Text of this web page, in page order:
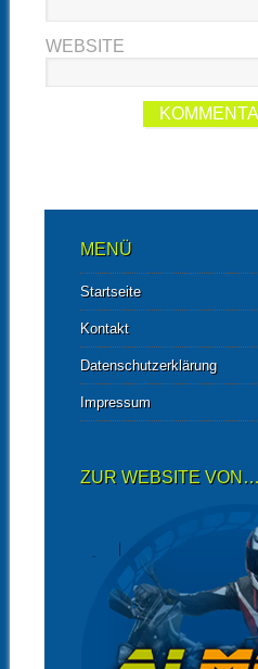
WEBSITE
MENÜ
Startseite
Kontakt
Datenschutzerklärung
Impressum
ZUR WEBSITE VON…